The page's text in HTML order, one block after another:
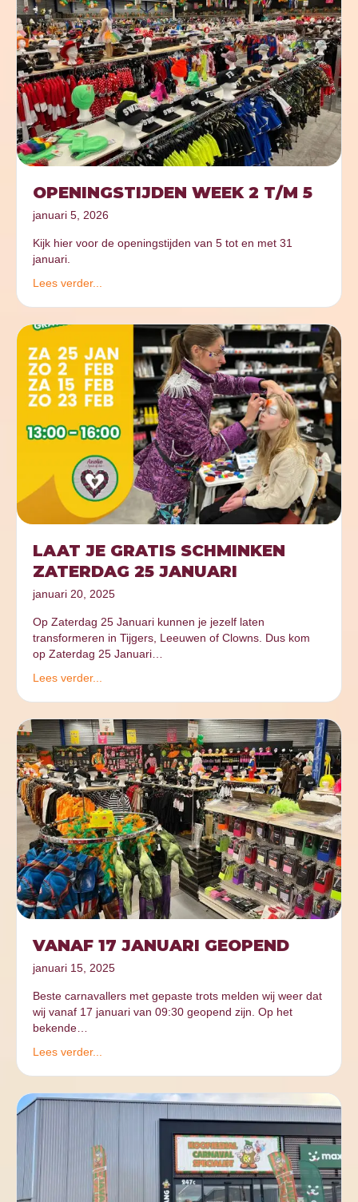
OPENINGSTIJDEN WEEK 2 T/M 5
januari 5, 2026
Kijk hier voor de openingstijden van 5 tot en met 31
januari.
Lees verder...
LAAT JE GRATIS SCHMINKEN
ZATERDAG 25 JANUARI
januari 20, 2025
Op Zaterdag 25 Januari kunnen je jezelf laten
transformeren in Tijgers, Leeuwen of Clowns. Dus kom
op Zaterdag 25 Januari…
Lees verder...
VANAF 17 JANUARI GEOPEND
januari 15, 2025
Beste carnavallers met gepaste trots melden wij weer dat
wij vanaf 17 januari van 09:30 geopend zijn. Op het
bekende…
Lees verder...